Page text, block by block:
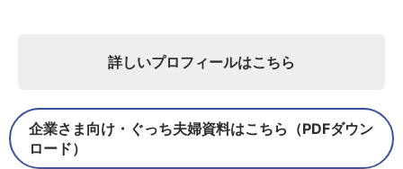
詳しいプロフィールはこちら
企業さま向け・ぐっち夫婦資料はこちら（PDFダウン
ロード）